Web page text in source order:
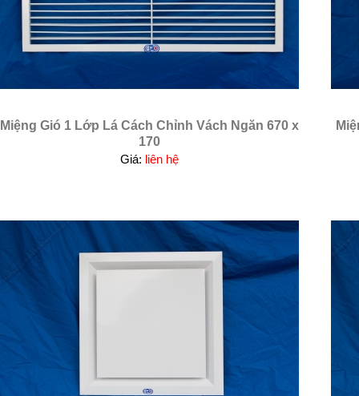
Miệng Gió 1 Lớp Lá Cách Chỉnh Vách Ngăn 670 x
170
Giá: liên hệ